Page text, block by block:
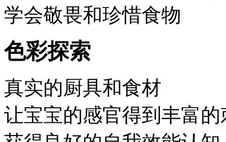
学会敬畏和珍惜食物
色彩探索
真实的厨具和食材
让宝宝的感官得到丰富的